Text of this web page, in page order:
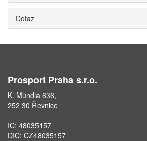
Dotaz
Prosport Praha s.r.o.
K. Mündla 636,
252 30 Řevnice
IČ: 48035157
DIČ: CZ48035157